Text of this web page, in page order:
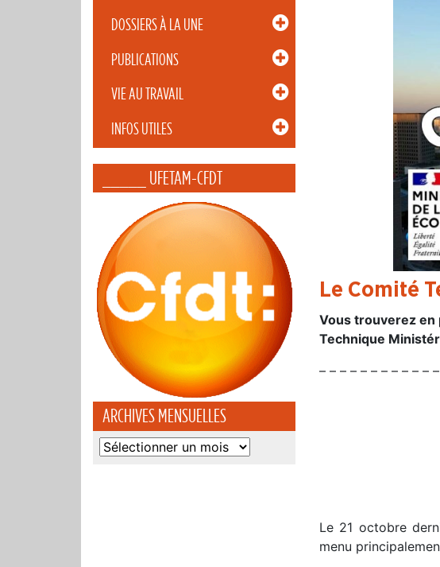
DOSSIERS À LA UNE
PUBLICATIONS
VIE AU TRAVAIL
INFOS UTILES
_____ UFETAM-CFDT
ARCHIVES MENSUELLES
Archives
Le Comité
Vous trouverez en
Technique
– – – – – – – – – – –
Le 21 octobre
menu